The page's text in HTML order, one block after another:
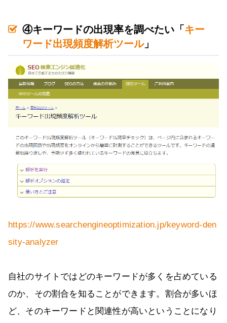
④キーワードの出現率を調べたい「 キー
ワード出現頻度解析ツール」
https://www.searchengineoptimization.jp/keyword-den
sity-analyzer
自社のサイトではどのキーワードが多くを占めている
のか、その割合を知ることができます。割合が多いほ
ど、そのキーワードと関連性が高いということになり